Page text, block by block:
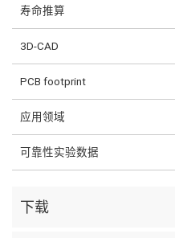
寿命推算
3D-CAD
PCB footprint
应用领域
可靠性实验数据
下载